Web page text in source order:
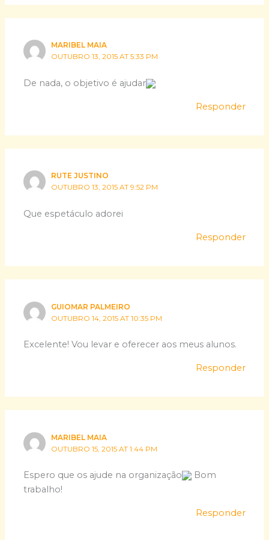
MARIBEL MAIA
OUTUBRO 13, 2015 AT 5:33 PM
De nada, o objetivo é ajudar
Responder
RUTE JUSTINO
OUTUBRO 13, 2015 AT 9:52 PM
Que espetáculo adorei
Responder
GUIOMAR PALMEIRO
OUTUBRO 14, 2015 AT 10:35 PM
Excelente! Vou levar e oferecer aos meus alunos.
Responder
MARIBEL MAIA
OUTUBRO 15, 2015 AT 1:44 PM
Espero que os ajude na organização
Bom
trabalho!
Responder